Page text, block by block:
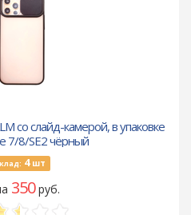
со слайд-камерой, в упаковке
7/8/SE2 чёрный
4шт
350руб.